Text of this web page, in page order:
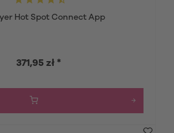
Hot Spot Connect App
371,95 zł *